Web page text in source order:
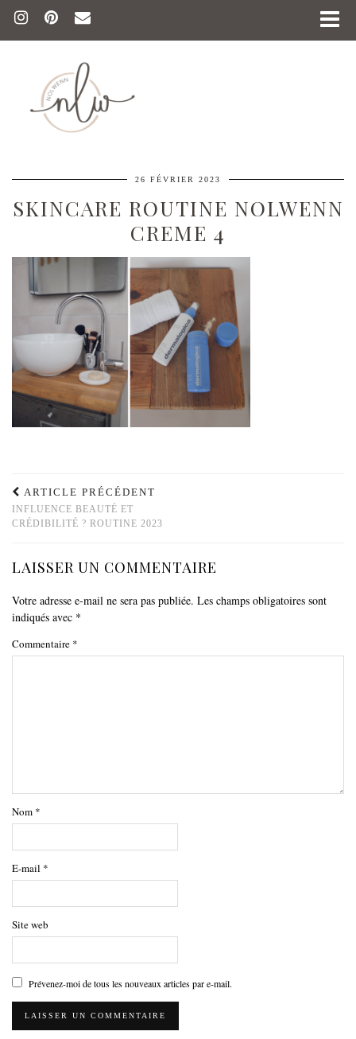
26 FÉVRIER 2023
SKINCARE ROUTINE NOLWENN
CREME 4
ARTICLE PRÉCÉDENT
INFLUENCE BEAUTÉ ET
CRÉDIBILITÉ ? ROUTINE 2023
LAISSER UN COMMENTAIRE
Votre adresse e-mail ne sera pas publiée. Les champs obligatoires sont
indiqués avec *
Commentaire *
Nom *
E-mail *
Site web
Prévenez-moi de tous les nouveaux articles par e-mail.